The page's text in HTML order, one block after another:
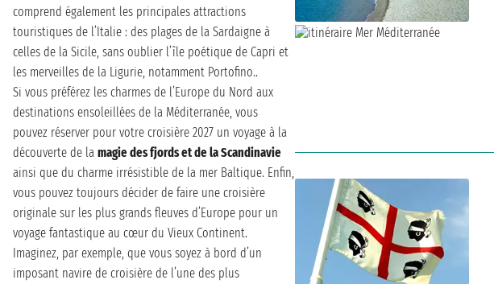
comprend également les principales attractions
touristiques de l’Italie : des plages de la Sardaigne à
celles de la Sicile, sans oublier l’île poétique de Capri et
les merveilles de la Ligurie, notamment Portofino..
Si vous préférez les charmes de l’Europe du Nord aux
destinations ensoleillées de la Méditerranée, vous
pouvez réserver pour votre croisière 2027 un voyage à la
découverte de la magie des fjords et de la Scandinavie
ainsi que du charme irrésistible de la mer Baltique. Enfin,
vous pouvez toujours décider de faire une croisière
originale sur les plus grands fleuves d’Europe pour un
voyage fantastique au cœur du Vieux Continent.
Imaginez, par exemple, que vous soyez à bord d’un
imposant navire de croisière de l’une des plus